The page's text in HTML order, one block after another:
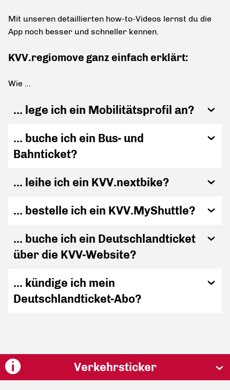
Mit unseren detaillierten how-to-Videos lernst du die
App noch besser und schneller kennen.
KVV.regiomove ganz einfach erklärt:
Wie ...
... lege ich ein Mobilitätsprofil an?
... buche ich ein Bus- und
Bahnticket?
... leihe ich ein KVV.nextbike?
... bestelle ich ein KVV.MyShuttle?
... buche ich ein Deutschlandticket
über die KVV-Website?
... kündige ich mein
Deutschlandticket-Abo?
Verkehrsticker